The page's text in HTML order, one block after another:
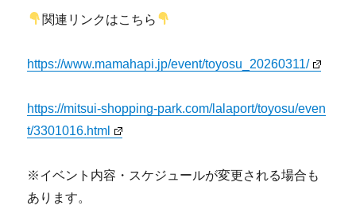
関連リンクはこちら
https://www.mamahapi.jp/event/toyosu_20260311/
https://mitsui-shopping-park.com/lalaport/toyosu/even
t/3301016.html
※イベント内容・スケジュールが変更される場合も
あります。